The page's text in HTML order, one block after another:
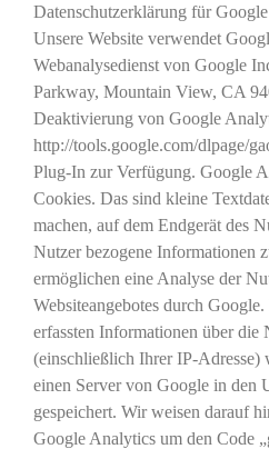
Datenschutzerklärung für
Unsere Website verwendet
Webanalysedienst von Google
Parkway, Mountain View, CA
Deaktivierung von Google
http://tools.google.com/dlpage/
Plug-In zur Verfügung. Google
Cookies. Das sind kleine
machen, auf dem Endgerät des
Nutzer bezogene Informationen
ermöglichen eine Analyse der
Websiteangebotes durch
erfassten Informationen über die
(einschließlich Ihrer IP-Adresse)
einen Server von Google in den
gespeichert. Wir weisen darauf
Google Analytics um den Code